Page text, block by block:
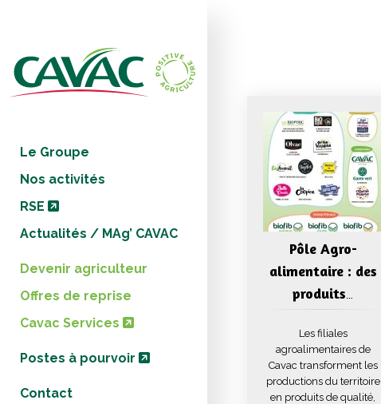
Le Groupe
Nos activités
RSE
Actualités / MAg’ CAVAC
Devenir agriculteur
Offres de reprise
Cavac Services
Postes à pourvoir
Contact
Pôle Agro-
alimentaire : des
produits
Les filiales
agroalimentaires de
Cavac transforment les
productions du territoire
en produits de qualité,